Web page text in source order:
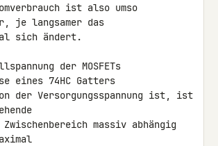
ist also umso
je langsamer das
sich ändert.
der MOSFETs
eines 74HC Gatters
der Versorgungsspannung ist, ist
Zwischenbereich massiv abhängig